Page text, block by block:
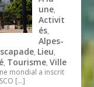
une,
Activit
és,
Alpes-
, Lieu,
, Tourisme,Ville
mondial a inscrit
[…]